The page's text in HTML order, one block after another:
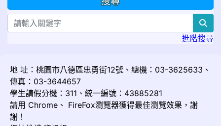
進階搜尋
地 址：桃園市八德區忠勇街12號、總機：03-3625633、
傳真：03-3644657
學生請假分機：311、統一編號：43885281
請用 Chrome 、 FireFox瀏覽器獲得最佳瀏覽效果，謝
謝！